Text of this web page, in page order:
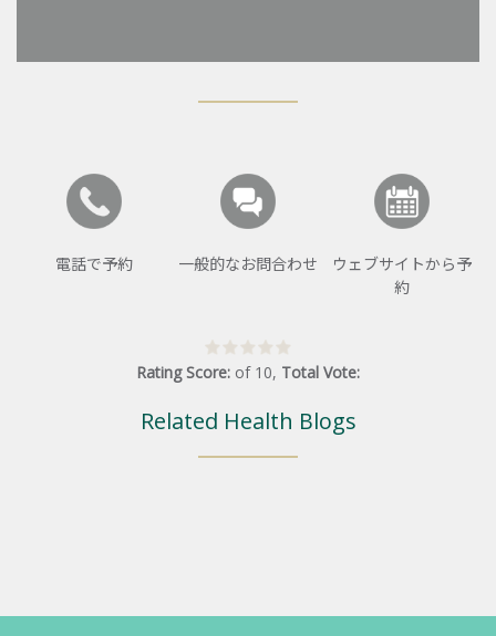
電話で予約 一般的なお問合わせ
ウェブサイトから予
約
Rating Score: of 10, Total Vote:
Related Health Blogs